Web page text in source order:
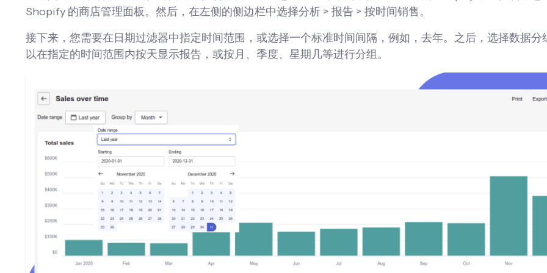
Shopify 的商店管理面板。然后，在左侧的侧边栏中选择分析 > 报告 > 按时间销售。
接下来，您需要在日期过滤器中指定时间范围，或选择一个标准时间间隔，例如，去年。之后，选择数据分
以在指定的时间范围内按天显示报告，或按月、季度、星期几等进行分组。